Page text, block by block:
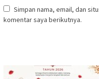
Simpan nama, email, dan
komentar saya berikutnya.